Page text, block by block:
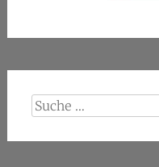
Suche
nach: